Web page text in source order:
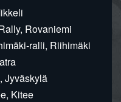
Rovaniemi
ralli, Riihimäki
Jyväskylä
Kitee